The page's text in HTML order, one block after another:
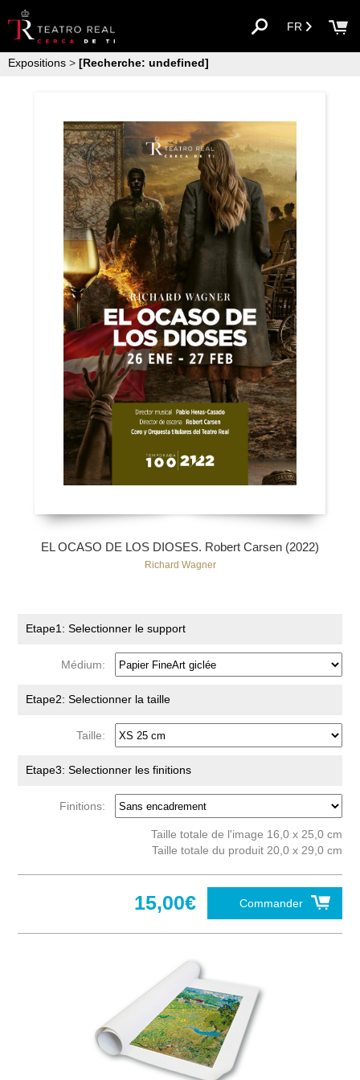
FR
Expositions > [Recherche: undefined]
EL OCASO DE LOS DIOSES. Robert Carsen (2022)
Richard Wagner
Etape1: Selectionner le support
Médium:
Etape2: Selectionner la taille
Taille:
Etape3: Selectionner les finitions
Finitions:
Taille totale de l'image 16,0 x 25,0 cm
Taille totale du produit 20,0 x 29,0 cm
Commander
15,00€